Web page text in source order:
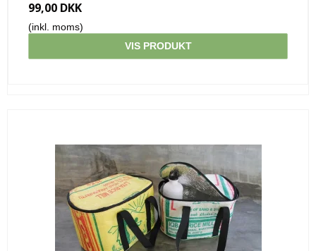
99,00 DKK
(inkl. moms)
VIS PRODUKT